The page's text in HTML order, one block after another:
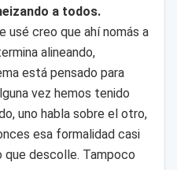
a todos.
usé creo que ahí nomás a
alineando,
está pensado para
vez hemos tenido
uno habla sobre el otro,
esa formalidad casi
descolle. Tampoco